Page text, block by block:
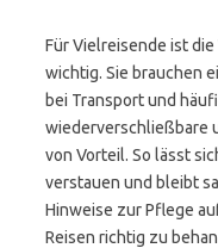
Für Vielreisende ist
wichtig. Sie brauchen
bei Transport und
wiederverschließbare
von Vorteil. So lässt
verstauen und bleibt
Hinweise zur Pflege
Reisen richtig zu